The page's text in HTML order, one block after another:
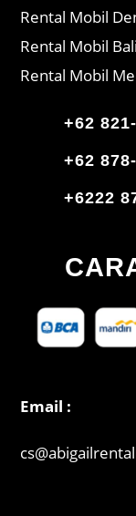
Rental Mobil
Rental Mobil
Rental Mobil
+62
+62
+6222
Email :